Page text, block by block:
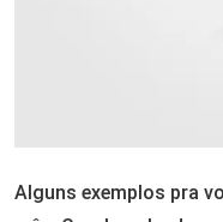
Alguns exemplos pra